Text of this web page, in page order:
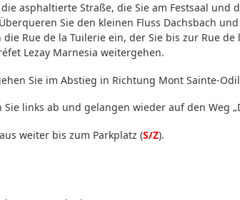
asphaltierte Straße, die Sie am Festsaal und
Sie den kleinen Fluss Dachsbach
die Rue de la Tuilerie ein, der Sie bis zur Rue
Lezay Marnesia weitergehen.
Sie im Abstieg in Richtung Mont Sainte-
links ab und gelangen wieder auf den Weg
weiter bis zum Parkplatz (S/Z).